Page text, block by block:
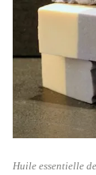
Huile essentielle